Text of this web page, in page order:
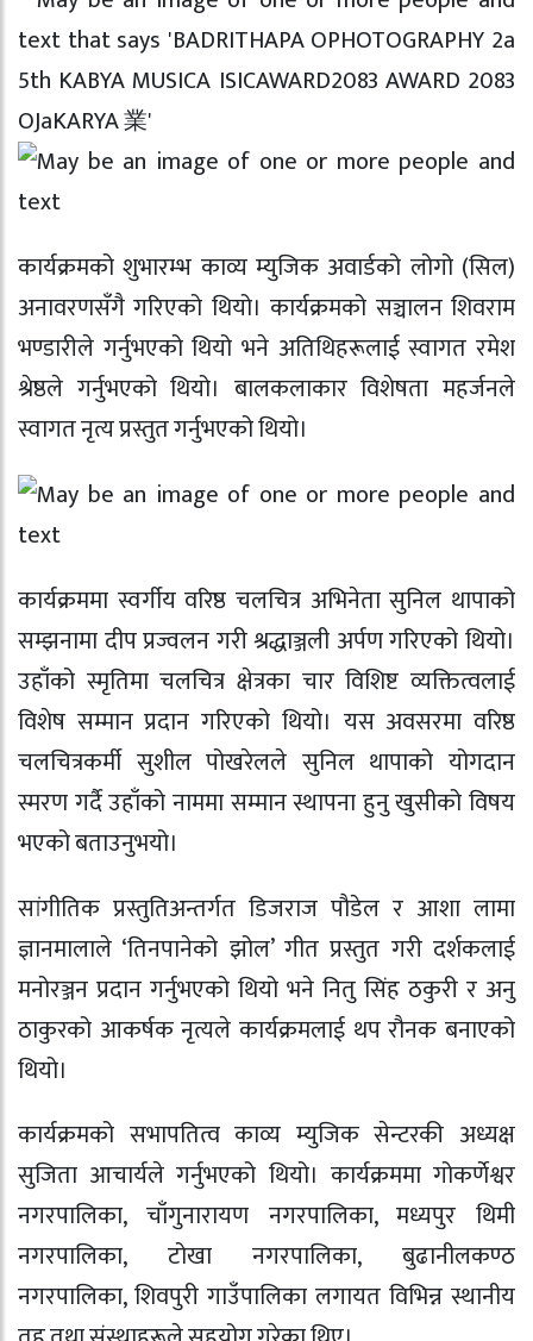
कार्यक्रमको शुभारम्भ काव्य म्युजिक अवार्डको लोगो (सिल)
अनावरणसँगै गरिएको थियो। कार्यक्रमको सञ्चालन शिवराम
भण्डारीले गर्नुभएको थियो भने अतिथिहरूलाई स्वागत रमेश
श्रेष्ठले गर्नुभएको थियो। बालकलाकार विशेषता महर्जनले
स्वागत नृत्य प्रस्तुत गर्नुभएको थियो।
कार्यक्रममा स्वर्गीय वरिष्ठ चलचित्र अभिनेतासुनिल थापाको
सम्झनामा दीप प्रज्वलन गरी श्रद्धाञ्जली अर्पण गरिएको थियो।
उहाँको स्मृतिमा चलचित्र क्षेत्रका चार विशिष्ट व्यक्तित्वलाई
विशेष सम्मान प्रदान गरिएको थियो। यस अवसरमा वरिष्ठ
चलचित्रकर्मी सुशील पोखरेलले सुनिल थापाको योगदान
स्मरण गर्दै उहाँको नाममा सम्मान स्थापना हुनु खुसीको विषय
भएको बताउनुभयो।
सांगीतिक प्रस्तुतिअन्तर्गत डिजराज पौडेल र आशा लामा
ज्ञानमालाले ‘तिनपानेको झोल’ गीत प्रस्तुत गरी दर्शकलाई
मनोरञ्जन प्रदान गर्नुभएको थियो भने नितु सिंह ठकुरी र अनु
ठाकुरको आकर्षक नृत्यले कार्यक्रमलाई थप रौनक बनाएको
थियो।
कार्यक्रमको सभापतित्व काव्य म्युजिक सेन्टरकी अध्यक्ष
सुजिता आचार्यले गर्नुभएको थियो। कार्यक्रममा गोकर्णेश्वर
नगरपालिका, चाँगुनारायण नगरपालिका, मध्यपुर थिमी
नगरपालिका, टोखा नगरपालिका, बुढानीलकण्ठ
नगरपालिका, शिवपुरी गाउँपालिका लगायत विभिन्न स्थानीय